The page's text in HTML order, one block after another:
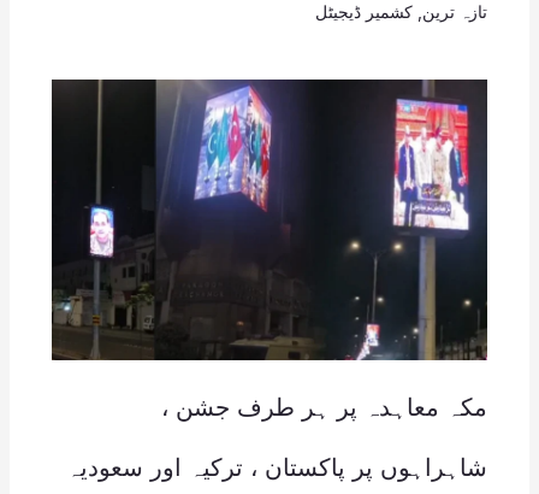
تازہ ترین کشمیر ڈیجیٹل
مکہ معاہدہ پر ہر طرف جشن ،
شاہراہوں پر پاکستان ، ترکیہ اور سعودیہ